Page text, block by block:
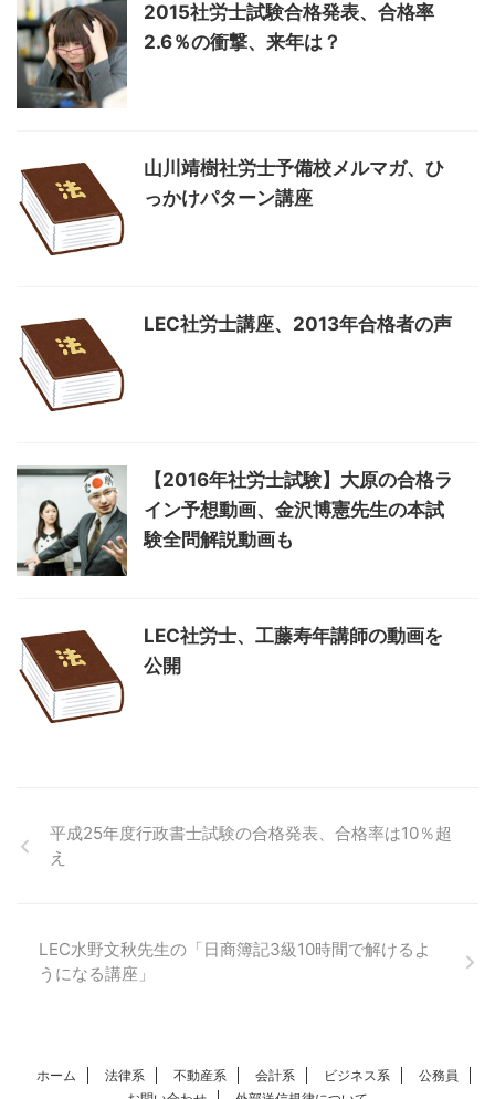
2015社労士試験合格発表、合格率
2.6％の衝撃、来年は？
山川靖樹社労士予備校メルマガ、ひ
っかけパターン講座
LEC社労士講座、2013年合格者の声
【2016年社労士試験】大原の合格ラ
イン予想動画、金沢博憲先生の本試
験全問解説動画も
LEC社労士、工藤寿年講師の動画を
公開
平成25年度行政書士試験の合格発表、合格率は10％超
え
LEC水野文秋先生の「日商簿記3級10時間で解けるよ
うになる講座」
ホーム 法律系 不動産系 会計系 ビジネス系
公務員